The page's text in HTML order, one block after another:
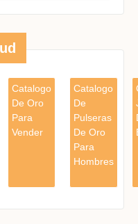
Catalogo
De Oro
Para
Vender
Catalogo
De
Pulseras
De Oro
Para
Hombres